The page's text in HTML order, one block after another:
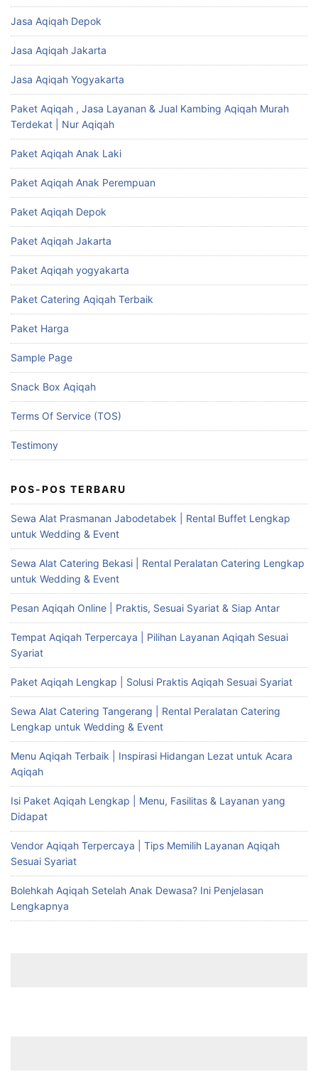
Jasa Aqiqah Depok
Jasa Aqiqah Jakarta
Jasa Aqiqah Yogyakarta
Paket Aqiqah , Jasa Layanan & Jual Kambing Aqiqah Murah
Terdekat | Nur Aqiqah
Paket Aqiqah Anak Laki
Paket Aqiqah Anak Perempuan
Paket Aqiqah Depok
Paket Aqiqah Jakarta
Paket Aqiqah yogyakarta
Paket Catering Aqiqah Terbaik
Paket Harga
Sample Page
Snack Box Aqiqah
Terms Of Service (TOS)
Testimony
POS-POS TERBARU
Sewa Alat Prasmanan Jabodetabek | Rental Buffet Lengkap
untuk Wedding & Event
Sewa Alat Catering Bekasi | Rental Peralatan Catering Lengkap
untuk Wedding & Event
Pesan Aqiqah Online | Praktis, Sesuai Syariat & Siap Antar
Tempat Aqiqah Terpercaya | Pilihan Layanan Aqiqah Sesuai
Syariat
Paket Aqiqah Lengkap | Solusi Praktis Aqiqah Sesuai Syariat
Sewa Alat Catering Tangerang | Rental Peralatan Catering
Lengkap untuk Wedding & Event
Menu Aqiqah Terbaik | Inspirasi Hidangan Lezat untuk Acara
Aqiqah
Isi Paket Aqiqah Lengkap | Menu, Fasilitas & Layanan yang
Didapat
Vendor Aqiqah Terpercaya | Tips Memilih Layanan Aqiqah
Sesuai Syariat
Bolehkah Aqiqah Setelah Anak Dewasa? Ini Penjelasan
Lengkapnya